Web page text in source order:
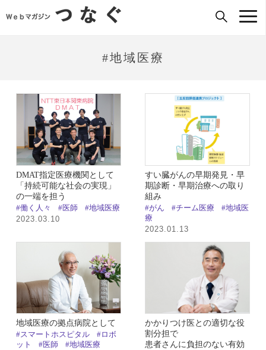
#地域医療
DMAT指定医療機関として
「持続可能な社会の実現」
の一端を担う
#働く人々 #医師 #地域医療
2023.03.10
すい臓がんの早期発見・早
期診断・早期治療への取り
組み
#がん #チーム医療
#地域医
療
2023.01.13
地域医療の拠点病院として
#スマートホスピタル
#ロボ
ット
#医師 #地域医療
かかりつけ医との適切な役
割分担で
患者さんに負担のない有効